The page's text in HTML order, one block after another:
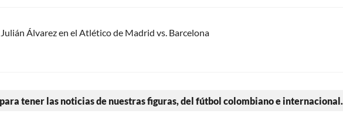
Álvarez en el Atlético de Madrid vs. Barcelona
tener las noticias de nuestras figuras, del fútbol colombiano e internacional.